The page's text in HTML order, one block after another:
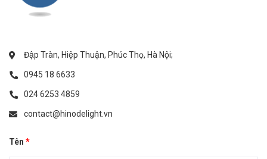
Đập Tràn, Hiệp Thuận, Phúc Thọ, Hà Nội;
0945 18 6633
024 6253 4859
contact@hinodelight.vn
Tên *